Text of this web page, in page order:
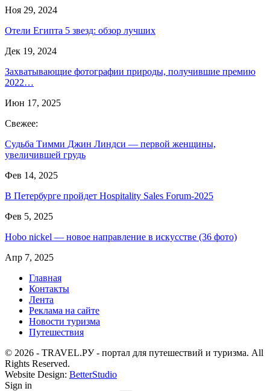
Ноя 29, 2024
Отели Египта 5 звезд: обзор лучших
Дек 19, 2024
Захватывающие фотографии природы, получившие премию
2022…
Июн 17, 2025
Свежее:
Судьба Тимми Джин Линдси — первой женщины,
увеличившей грудь
Фев 14, 2025
В Петербурге пройдет Hospitality Sales Forum-2025
Фев 5, 2025
Hobo nickel — новое направление в искусстве (36 фото)
Апр 7, 2025
Главная
Контакты
Лента
Реклама на сайте
Новости туризма
Путешествия
© 2026 - TRAVEL.РУ - портал для путешествий и туризма. All
Rights Reserved.
Website Design: BetterStudio
Sign in